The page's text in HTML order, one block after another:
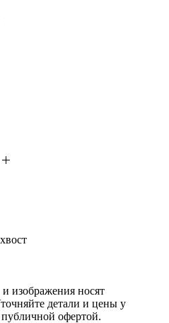
изображения носят
детали и цены у
офертой.